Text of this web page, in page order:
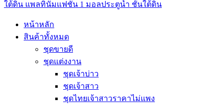
หน้าหลัก
สินค้าทั้งหมด
ชุดขายดี
ชุดแต่งงาน
ชุดเจ้าบ่าว
ชุดเจ้าสาว
ชุดไทยเจ้าสาวราคาไม่แพง